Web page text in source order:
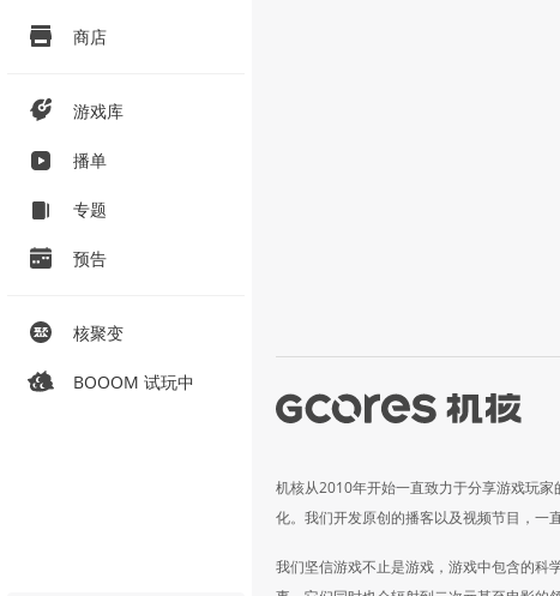
商店
游戏库
播单
专题
预告
核聚变
BOOOM 试玩中
机核从2010年开始一直致力于分享游戏玩
化。我们开发原创的播客以及视频节目，一
我们坚信游戏不止是游戏，游戏中包含的科